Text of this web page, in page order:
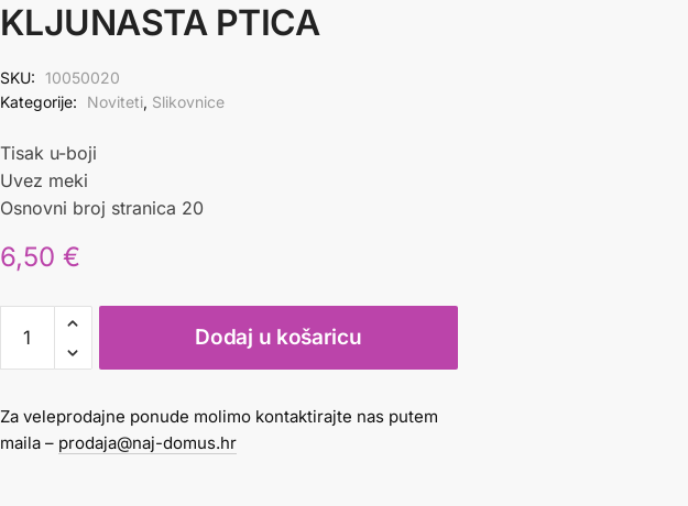
KLJUNASTA PTICA
SKU: 10050020
Kategorije:
Noviteti, Slikovnice
Tisak u-boji
Uvez meki
Osnovni broj stranica 20
6,50 €
TRBUŠATI
MEDO
I
PTICA
količina
Dodaj u košaricu
Za veleprodajne ponude molimo kontaktirajte nas putem
maila – prodaja@naj-domus.hr